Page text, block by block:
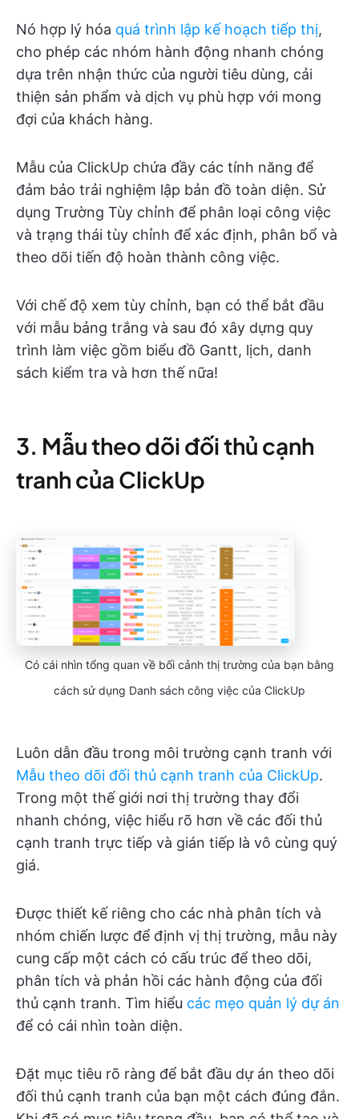
Nó hợp lý hóa quá trình lập kế hoạch tiếp thị,
cho phép các nhóm hành động nhanh chóng
dựa trên nhận thức của người tiêu dùng, cải
thiện sản phẩm và dịch vụ phù hợp với mong
đợi của khách hàng.
Mẫu của ClickUp chứa đầy các tính năng để
đảm bảo trải nghiệm lập bản đồ toàn diện. Sử
dụng Trường Tùy chỉnh để phân loại công việc
và trạng thái tùy chỉnh để xác định, phân bổ và
theo dõi tiến độ hoàn thành công việc.
Với chế độ xem tùy chỉnh, bạn có thể bắt đầu
với mẫu bảng trắng và sau đó xây dựng quy
trình làm việc gồm biểu đồ Gantt, lịch, danh
sách kiểm tra và hơn thế nữa!
3. Mẫu theo dõi đối thủ cạnh
tranh của ClickUp
Có cái nhìn tổng quan về bối cảnh thị trường của bạn bằng
cách sử dụng Danh sách công việc của ClickUp
Luôn dẫn đầu trong môi trường cạnh tranh với
Mẫu theo dõi đối thủ cạnh tranh của ClickUp.
Trong một thế giới nơi thị trường thay đổi
nhanh chóng, việc hiểu rõ hơn về các đối thủ
cạnh tranh trực tiếp và gián tiếp là vô cùng quý
giá.
Được thiết kế riêng cho các nhà phân tích và
nhóm chiến lược để định vị thị trường, mẫu này
cung cấp một cách có cấu trúc để theo dõi,
phân tích và phản hồi các hành động của đối
thủ cạnh tranh. Tìm hiểu các mẹo quản lý dự án
để có cái nhìn toàn diện.
Đặt mục tiêu rõ ràng để bắt đầu dự án theo dõi
đối thủ cạnh tranh của bạn một cách đúng đắn.